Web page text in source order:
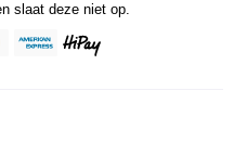
slaat deze niet op.